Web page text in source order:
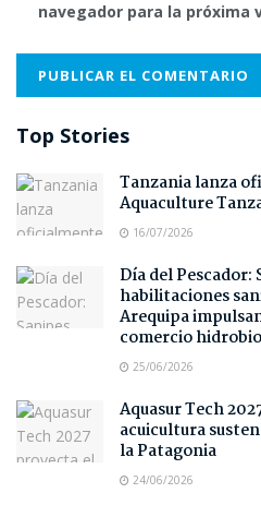
navegador para la próxima
Top Stories
Tanzania lanza
Aquaculture
16/07/2026
Día del Pescador:
habilitaciones
Arequipa
comercio
25/06/2026
Aquasur Tech
acuicultura
la Patagonia
24/06/2026